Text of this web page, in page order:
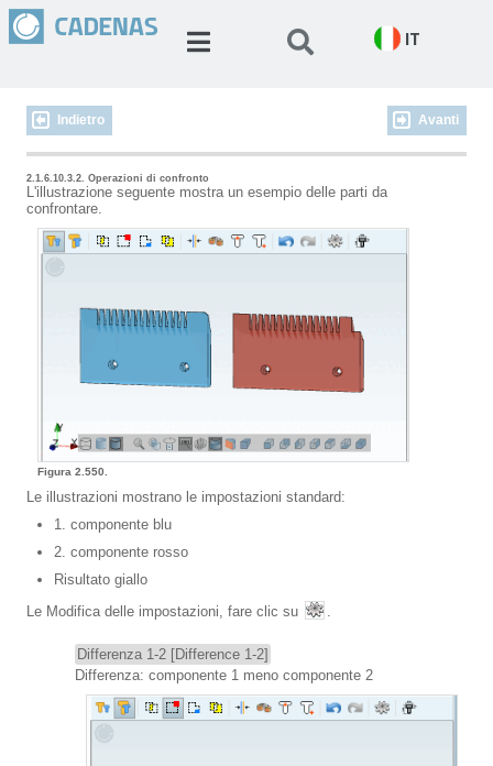
IT
Indietro Avanti
2.1.6.10.3.2. Operazioni di confronto
L'illustrazione seguente mostra un esempio delle parti da
confrontare.
Figura 2.550.
Le illustrazioni mostrano le impostazioni standard:
1. componente blu
2. componente rosso
Risultato giallo
Le Modifica delle impostazioni, fare clic su
Differenza 1-2 [Difference 1-2]
Differenza: componente 1 meno componente 2